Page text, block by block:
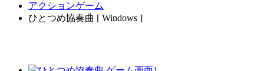
アクションゲーム
ひとつめ協奏曲 [ Windows ]